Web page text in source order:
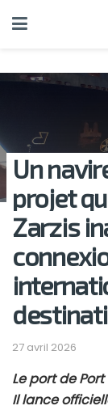
Un
projet
Zarzis
27 avril 2026
Le port de
Il lance